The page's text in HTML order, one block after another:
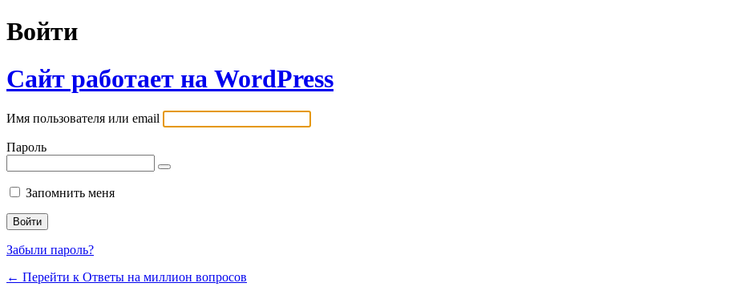
Войти
Сайт работает на WordPress
Имя пользователя или email
Пароль
Запомнить меня
Забыли пароль?
← Перейти к Ответы на миллион вопросов